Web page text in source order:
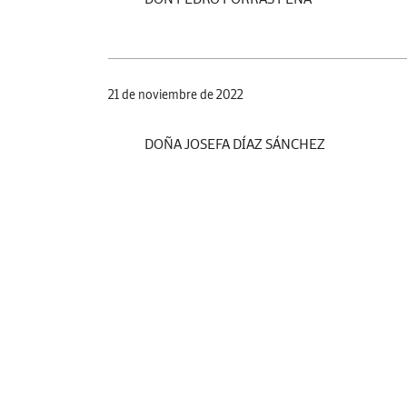
21 de noviembre de 2022
DOÑA JOSEFA DÍAZ SÁNCHEZ